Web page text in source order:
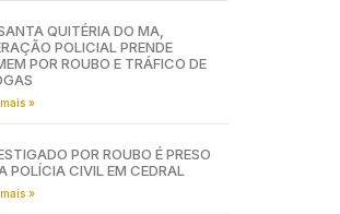
QUITÉRIA DO MA,
POLICIAL PRENDE
POR ROUBO E TRÁFICO DE
»
POR ROUBO É PRESO
POLÍCIA CIVIL EM CEDRAL
»